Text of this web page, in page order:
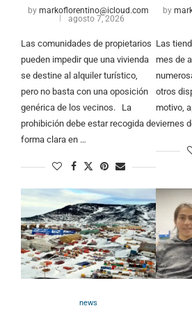
by markoflorentino@icloud.com
agosto 7, 2026
Las comunidades de propietarios
pueden impedir que una vivienda
se destine al alquiler turístico,
pero no basta con una oposición
genérica de los vecinos. La
prohibición debe estar recogida de
forma clara en …
by
Las
mes de
otros
motivo,
viernes
news